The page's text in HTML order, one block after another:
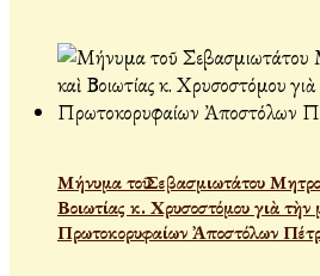
Μήνυμα τοῦ Σεβασμιωτάτου
Βοιωτίας κ. Χρυσοστόμου γιὰ
Πρωτοκορυφαίων Ἀποστόλων